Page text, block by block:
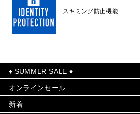
スキミング防止機能
♦ SUMMER SALE ♦
セールおすすめアイテム
▶ ウィメンズ
オンラインセール
PRODUCT OF THE MONTH - 今月の特別価格
新着